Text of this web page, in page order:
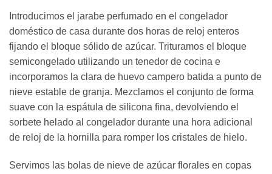
Introducimos el jarabe perfumado en el congelador
doméstico de casa durante dos horas de reloj enteros
fijando el bloque sólido de azúcar. Trituramos el bloque
semicongelado utilizando un tenedor de cocina e
incorporamos la clara de huevo campero batida a punto de
nieve estable de granja. Mezclamos el conjunto de forma
suave con la espátula de silicona fina, devolviendo el
sorbete helado al congelador durante una hora adicional
de reloj de la hornilla para romper los cristales de hielo.
Servimos las bolas de nieve de azúcar florales en copas